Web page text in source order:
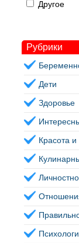
Другое
Рубрики
Дети
Здоровье
Красота